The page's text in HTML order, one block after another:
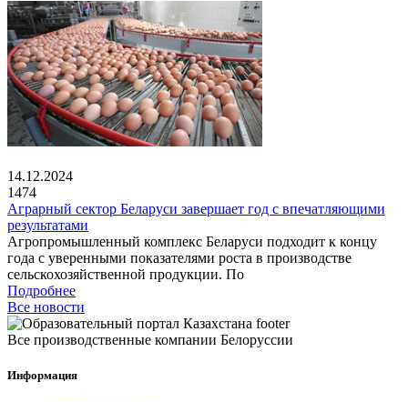
14.12.2024
1474
Аграрный сектор Беларуси завершает год с впечатляющими
результатами
Агропромышленный комплекс Беларуси подходит к концу
года с уверенными показателями роста в производстве
сельскохозяйственной продукции. По
Подробнее
Все новости
Все производственные компании Белоруссии
Информация